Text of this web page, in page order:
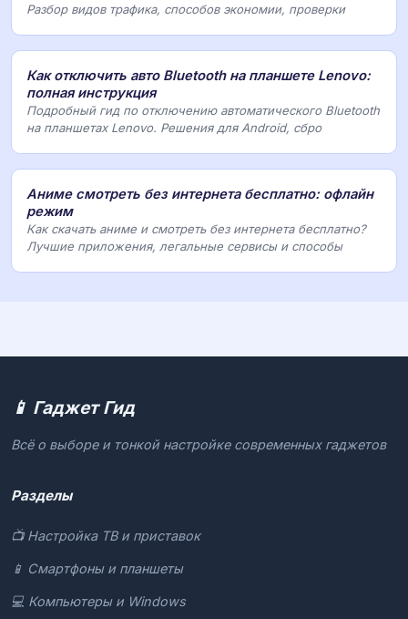
Разбор видов трафика, способов экономии, проверки
Как отключить авто Bluetooth на планшете Lenovo:
полная инструкция
Подробный гид по отключению автоматического Bluetooth
на планшетах Lenovo. Решения для Android, сбро
Аниме смотреть без интернета бесплатно: офлайн
режим
Как скачать аниме и смотреть без интернета бесплатно?
Лучшие приложения, легальные сервисы и способы
📱 Гаджет Гид
Всё о выборе и тонкой настройке современных гаджетов
Разделы
📺 Настройка ТВ и приставок
📱 Смартфоны и планшеты
💻 Компьютеры и Windows